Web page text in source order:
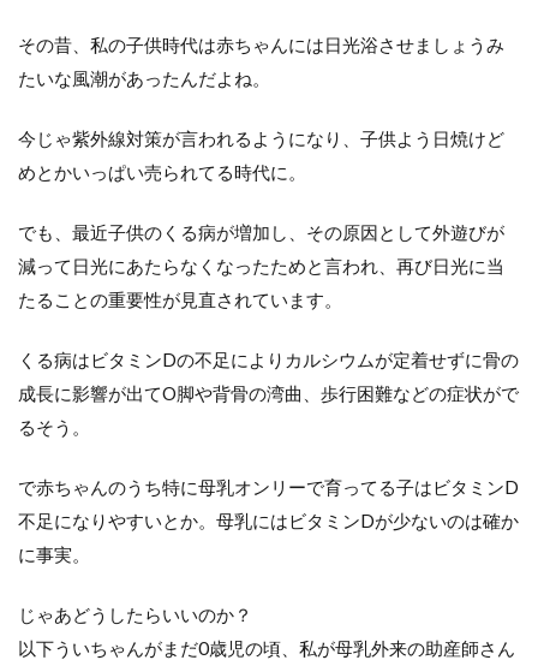
その昔、私の子供時代は赤ちゃんには日光浴させましょうみ
たいな風潮があったんだよね。
今じゃ紫外線対策が言われるようになり、子供よう日焼けど
めとかいっぱい売られてる時代に。
でも、最近子供のくる病が増加し、その原因として外遊びが
減って日光にあたらなくなったためと言われ、再び日光に当
たることの重要性が見直されています。
くる病はビタミンDの不足によりカルシウムが定着せずに骨の
成長に影響が出てO脚や背骨の湾曲、歩行困難などの症状がで
るそう。
で赤ちゃんのうち特に母乳オンリーで育ってる子はビタミンD
不足になりやすいとか。母乳にはビタミンDが少ないのは確か
に事実。
じゃあどうしたらいいのか？
以下ういちゃんがまだ0歳児の頃、私が母乳外来の助産師さん